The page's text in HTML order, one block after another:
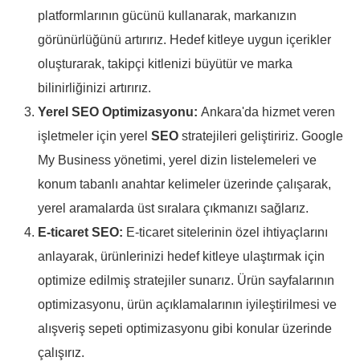
platformlarının gücünü kullanarak, markanızın
görünürlüğünü artırırız. Hedef kitleye uygun içerikler
oluşturarak, takipçi kitlenizi büyütür ve marka
bilinirliğinizi artırırız.
Yerel SEO Optimizasyonu: Ankara'da hizmet veren
işletmeler için yerel SEO stratejileri geliştiririz. Google
My Business yönetimi, yerel dizin listelemeleri ve
konum tabanlı anahtar kelimeler üzerinde çalışarak,
yerel aramalarda üst sıralara çıkmanızı sağlarız.
E-ticaret SEO: E-ticaret sitelerinin özel ihtiyaçlarını
anlayarak, ürünlerinizi hedef kitleye ulaştırmak için
optimize edilmiş stratejiler sunarız. Ürün sayfalarının
optimizasyonu, ürün açıklamalarının iyileştirilmesi ve
alışveriş sepeti optimizasyonu gibi konular üzerinde
çalışırız.